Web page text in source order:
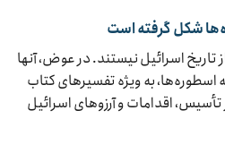
شکل گرفته است
تاریخ اسرائیل نیستند. در عوض، آنها
به ویژه تفسیرهای کتاب
اقدامات و آرزوهای اسرائیل